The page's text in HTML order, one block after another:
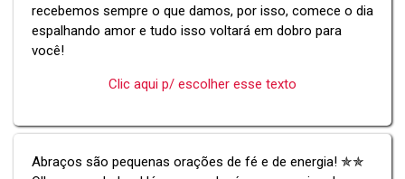
recebemos sempre o que damos, por isso, comece o dia
espalhando amor e tudo isso voltará em dobro para
você!
Clic aqui p/ escolher esse texto
Abraços são pequenas orações de fé e de energia! ✯✯